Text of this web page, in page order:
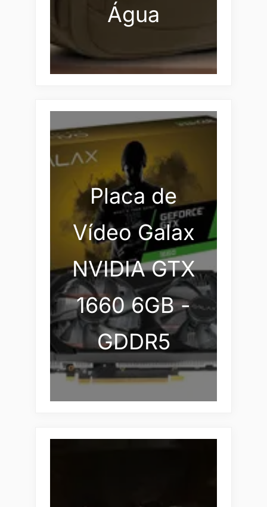
Água
Placa de
Vídeo Galax
NVIDIA GTX
1660 6GB -
GDDR5